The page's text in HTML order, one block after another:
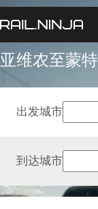
亚维农至蒙
出发城市
到达城市